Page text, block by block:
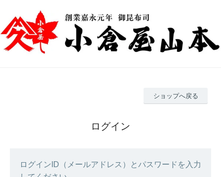
ショップへ戻る
ログイン
ログインID（メールアドレス）とパスワードを入力